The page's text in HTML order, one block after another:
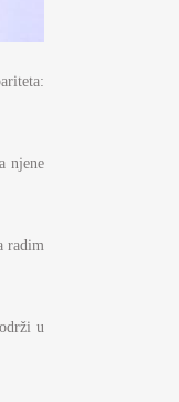
njene
radim
u